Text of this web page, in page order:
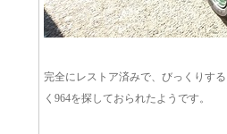
完全にレストア済みで、びっくりす
く964を探しておられたようです。